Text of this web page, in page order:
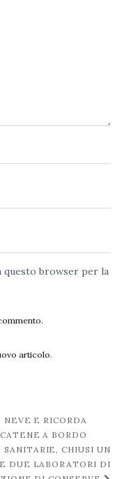
questo browser per la
articolo.
E RICORDA
A BORDO
CHIUSI UN
DUE LABORATORI DI